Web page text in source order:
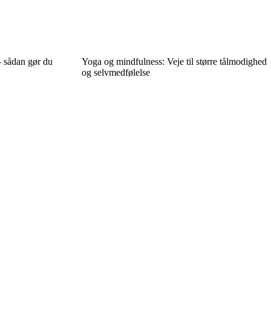
gør du
Yoga og mindfulness: Veje til større tålmodighed
og selvmedfølelse